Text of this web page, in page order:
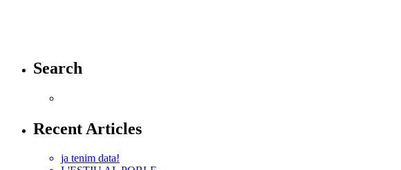
Search
Recent Articles
ja tenim data!